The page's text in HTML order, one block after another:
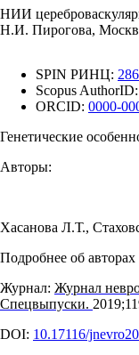
НИИ
Н.И. Пирогова,
SPIN РИНЦ:
Scopus AuthorID:
ORCID: 0000-
Генетические
Авторы:
Хасанова Л.Т.,
Подробнее об авторах
Журнал: Журнал
Спецвыпуски.
DOI: 10.17116/